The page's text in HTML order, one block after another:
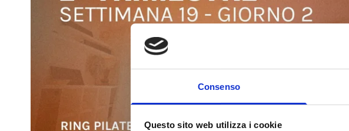
Consenso
Questo sito web utilizza i cookie